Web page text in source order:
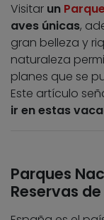
Visitar un
aves únicas,
gran belleza y
naturaleza
planes que se
Este artículo
ir en estas
Parques
Reservas